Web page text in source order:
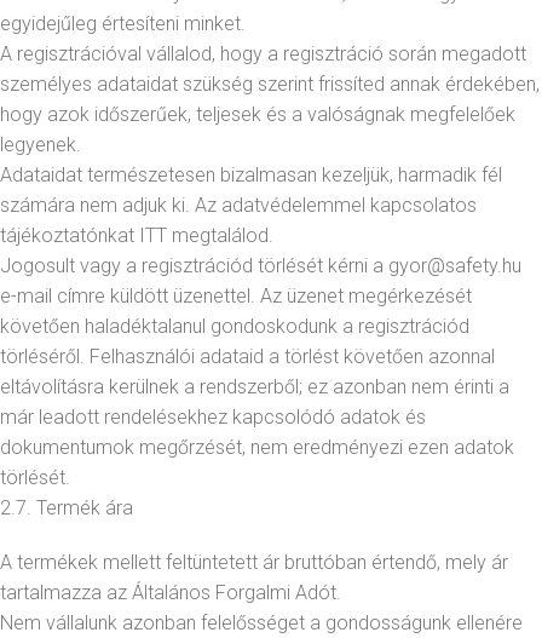
egyidejűleg értesíteni minket.
A regisztrációval vállalod, hogy a regisztráció során megadott
személyes adataidat szükség szerint frissíted annak érdekében,
hogy azok időszerűek, teljesek és a valóságnak megfelelőek
legyenek.
Adataidat természetesen bizalmasan kezeljük, harmadik fél
számára nem adjuk ki. Az adatvédelemmel kapcsolatos
tájékoztatónkat ITT megtalálod.
Jogosult vagy a regisztrációd törlését kérni a gyor@safety.hu
e-mail címre küldött üzenettel. Az üzenet megérkezését
követően haladéktalanul gondoskodunk a regisztrációd
törléséről. Felhasználói adataid a törlést követően azonnal
eltávolításra kerülnek a rendszerből; ez azonban nem érinti a
már leadott rendelésekhez kapcsolódó adatok és
dokumentumok megőrzését, nem eredményezi ezen adatok
törlését.
2.7. Termék ára
A termékek mellett feltüntetett ár bruttóban értendő, mely ár
tartalmazza az Általános Forgalmi Adót.
Nem vállalunk azonban felelősséget a gondosságunk ellenére